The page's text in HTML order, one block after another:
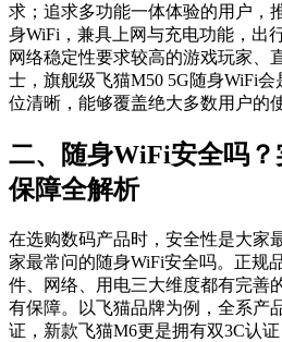
求；追求多功能一体体验的用户，
身WiFi，兼具上网与充电功能，出
网络稳定性要求较高的游戏玩家、
士，旗舰级飞猫M50 5G随身WiFi
位清晰，能够覆盖绝大多数用户的
二、随身WiFi安全吗
保障全解析
在选购数码产品时，安全性是大家
家最常问的随身WiFi安全吗。正规
件、网络、用电三大维度都有完善
有保障。以飞猫品牌为例，全系产
证，新款飞猫M6更是拥有双3C认